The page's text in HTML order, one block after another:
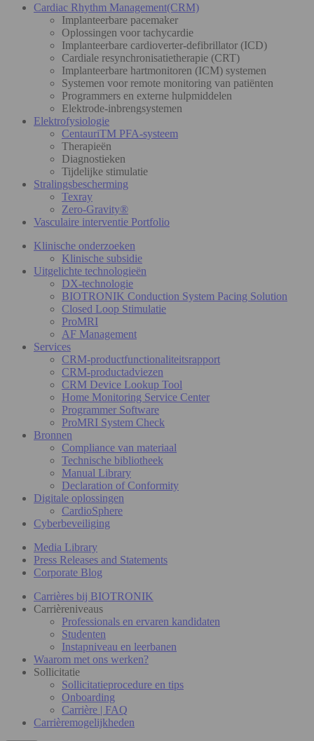
Cardiac Rhythm Management(CRM)
Implanteerbare pacemaker
Oplossingen voor tachycardie
Implanteerbare cardioverter-defibrillator (ICD)
Cardiale resynchronisatietherapie (CRT)
Implanteerbare hartmonitoren (ICM) systemen
Systemen voor remote monitoring van patiënten
Programmers en externe hulpmiddelen
Elektrode-inbrengsystemen
Elektrofysiologie
CentauriTM PFA-systeem
Therapieën
Diagnostieken
Tijdelijke stimulatie
Stralingsbescherming
Texray
Zero-Gravity®
Vasculaire interventie Portfolio
Klinische onderzoeken
Klinische subsidie
Uitgelichte technologieën
DX-technologie
BIOTRONIK Conduction System Pacing Solution
Closed Loop Stimulatie
ProMRI
AF Management
Services
CRM-productfunctionaliteitsrapport
CRM-productadviezen
CRM Device Lookup Tool
Home Monitoring Service Center
Programmer Software
ProMRI System Check
Bronnen
Compliance van materiaal
Technische bibliotheek
Manual Library
Declaration of Conformity
Digitale oplossingen
CardioSphere
Cyberbeveiliging
Media Library
Press Releases and Statements
Corporate Blog
Carrières bij BIOTRONIK
Carrièreniveaus
Professionals en ervaren kandidaten
Studenten
Instapniveau en leerbanen
Waarom met ons werken?
Sollicitatie
Sollicitatieprocedure en tips
Onboarding
Carrière | FAQ
Carrièremogelijkheden